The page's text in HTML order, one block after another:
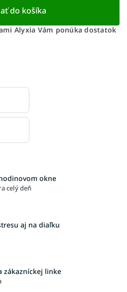
do košíka
Alyxia Vám ponúka dostatok
okne
celý deň
aj na diaľku
zákazníckej linke